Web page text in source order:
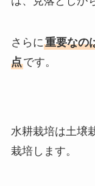
さらに重要なの
点です。
水耕栽培は土壌
栽培します。